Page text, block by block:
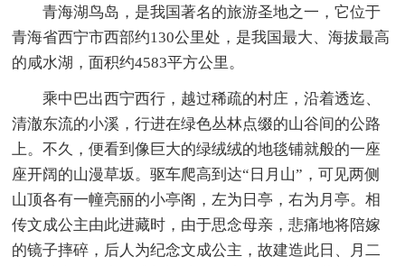
青海湖鸟岛，是我国著名的旅游圣地之一，它位于
青海省西宁市西部约130公里处，是我国最大、海拔最高
的咸水湖，面积约4583平方公里。
乘中巴出西宁西行，越过稀疏的村庄，沿着透迄、
清澈东流的小溪，行进在绿色丛林点缀的山谷间的公路
上。不久，便看到像巨大的绿绒绒的地毯铺就般的一座
座开阔的山漫草坂。驱车爬高到达“日月山”，可见两侧
山顶各有一幢亮丽的小亭阁，左为日亭，右为月亭。相
传文成公主由此进藏时，由于思念母亲，悲痛地将陪嫁
的镜子摔碎，后人为纪念文成公主，故建造此日、月二